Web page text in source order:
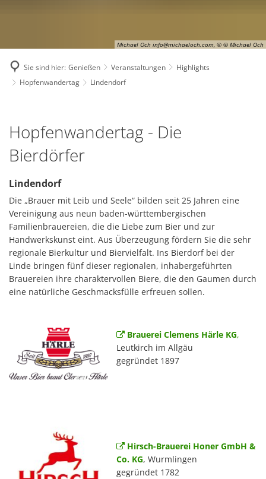
Michael Och info@michaeloch.com, © © Michael Och
Sie sind hier: Genießen Veranstaltungen
Highlights
Hopfenwandertag
Lindendorf
Hopfenwandertag - Die
Bierdörfer
Lindendorf
Die „Brauer mit Leib und Seele“ bilden seit 25 Jahren eine
Vereinigung aus neun baden-württembergischen
Familienbrauereien, die die Liebe zum Bier und zur
Handwerkskunst eint. Aus Überzeugung fördern Sie die sehr
regionale Bierkultur und Biervielfalt. Ins Bierdorf bei der
Linde bringen fünf dieser regionalen, inhabergeführten
Brauereien ihre charaktervollen Biere, die den Gaumen durch
eine natürliche Geschmacksfülle erfreuen sollen.
Brauerei Clemens Härle KG,
Leutkirch im Allgäu
gegründet 1897
Hirsch-Brauerei Honer GmbH &
Co. KG, Wurmlingen
gegründet 1782